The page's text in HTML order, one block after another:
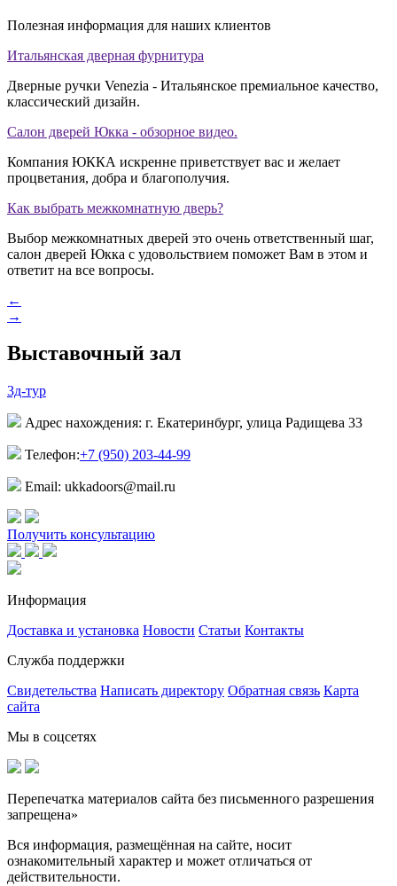
Полезная информация для наших клиентов
Итальянская дверная фурнитура
Дверные ручки Venezia - Итальянское премиальное качество,
классический дизайн.
Салон дверей Юкка - обзорное видео.
Компания ЮККА искренне приветствует вас и желает
процветания, добра и благополучия.
Как выбрать межкомнатную дверь?
Выбор межкомнатных дверей это очень ответственный шаг,
салон дверей Юкка с удовольствием поможет Вам в этом и
ответит на все вопросы.
←
→
Выставочный зал
3д-тур
Адрес нахождения: г. Екатеринбург, улица Радищева 33
Телефон:+7 (950) 203-44-99
Email: ukkadoors@mail.ru
Получить консультацию
Информация
Доставка и установка Новости Статьи Контакты
Служба поддержки
Свидетельства Написать директору Обратная связь Карта
сайта
Мы в соцсетях
Перепечатка материалов сайта без письменного разрешения
запрещена»
Вся информация, размещённая на сайте, носит
ознакомительный характер и может отличаться от
действительности.